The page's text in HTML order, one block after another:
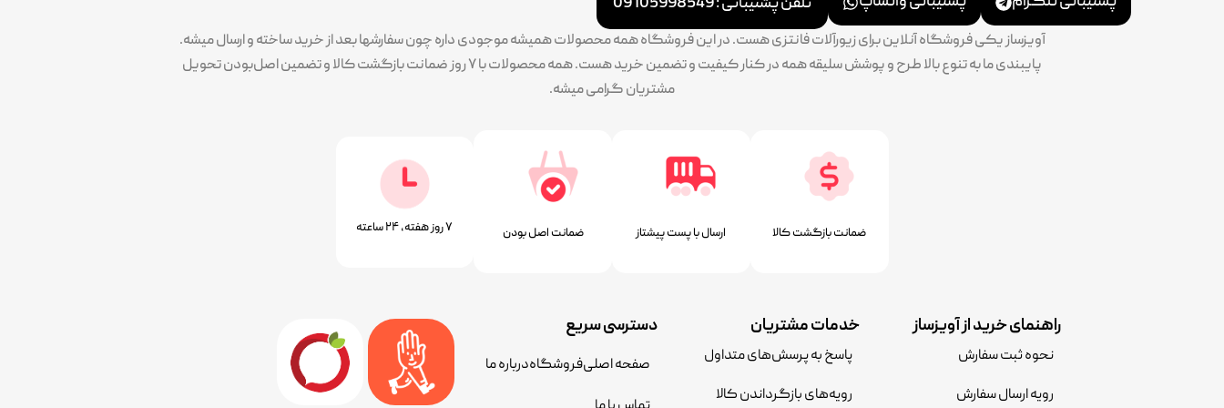
آویزساز یکی فروشگاه آنلاین برای زیورآلات فانتزی هست. در این فروشگاه همه محصولات همیشه موجودی داره چون سفارشها بعد از خرید ساخته و ارسال میشه.
پایبندی ما به تنوع بالا طرح و پوشش سلیقه همه در کنار کیفیت و تضمین خرید هست. همه محصولات با ۷ روز ضمانت بازگشت کالا و تضمین اصل‌بودن تحویل
مشتریان گرامی میشه.
ضمانت بازگشت کالا ارسال با پست پیشتاز ﺿﻤﺎﻧﺖ اﺻﻞ ﺑﻮدن ۷ روز ﻫﻔﺘﻪ، ۲۴ ﺳﺎﻋﺘﻪ
راهنمای خرید از آویزساز
نحوه ثبت سفارش
رویه ارسال سفارش
خدمات مشتریان
پاسخ به پرسش‌های متداول
رویه‌های بازگرداندن کالا
دسترسی سریع
صفحه اصلیفروشگاهدرباره ما